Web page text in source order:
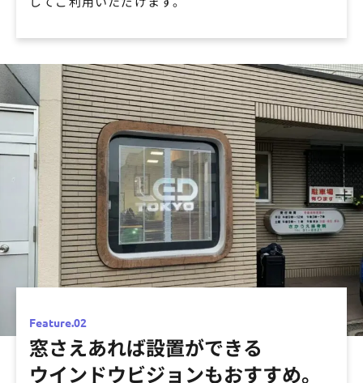
Feature.02
窓さえあれば設置ができる
ウインドウビジョンもおすすめ。